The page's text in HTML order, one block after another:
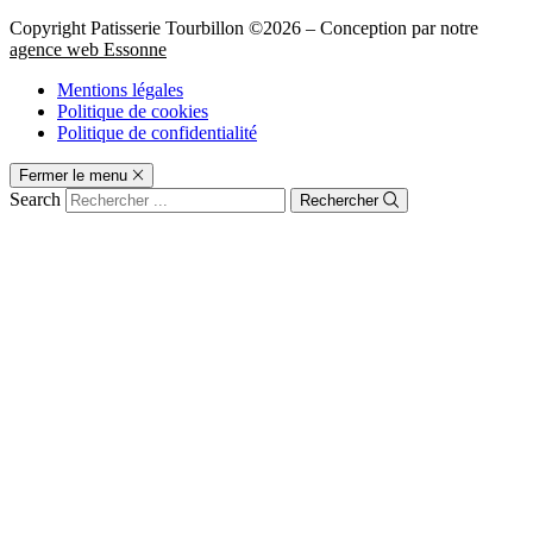
Copyright Patisserie Tourbillon ©2026 – Conception par notre
agence web Essonne
Mentions légales
Politique de cookies
Politique de confidentialité
Fermer le menu
Search Rechercher